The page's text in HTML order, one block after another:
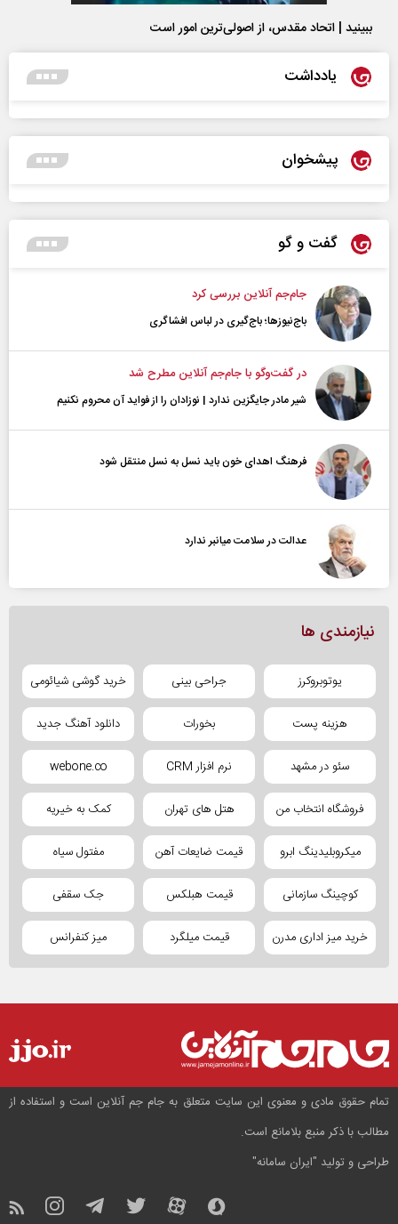
ببینید | اتحاد مقدس، از اصولی‌ترین امور است
یادداشت
پیشخوان
گفت و گو
جام‌جم آنلاین بررسی کرد
باج‌نیوزها؛ باج‌گیری در لباس افشاگری
در گفت‌و‌گو با جام‌جم آنلاین مطرح شد
شیر مادر جایگزین ندارد | نوزادان را از فواید آن محروم نکنیم
فرهنگ اهدای خون باید نسل به نسل منتقل شود
عدالت در سلامت میانبر ندارد
نیازمندی ها
یوتوبروکرز جراحی بینی خرید گوشی شیائومی
هزینه پست بخورات دانلود آهنگ جدید
سئو در مشهد نرم افزار CRM webone.co
فروشگاه انتخاب من هتل های تهران کمک به خیریه
میکروبلیدینگ ابرو قیمت ضایعات آهن مفتول سیاه
کوچینگ سازمانی قیمت هبلکس جک سقفی
خرید میز اداری مدرن قیمت میلگرد میز کنفرانس
تمام حقوق مادی و معنوی این سایت متعلق به جام جم آنلاین است و استفاده از
مطالب با ذکر منبع بلامانع است.
طراحی و تولید "ایران سامانه"